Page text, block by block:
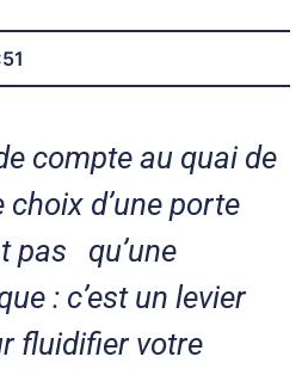
compte au quai de
d’une porte
pas qu’une
: c’est un levier
fluidifier votre